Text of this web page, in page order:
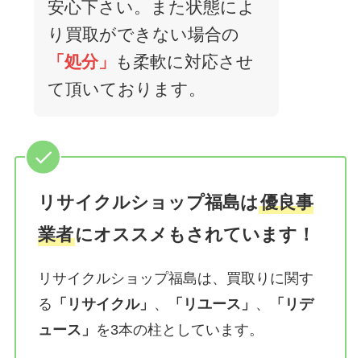
安心下さい。また状態によ
り買取ができない場合の
「処分」
も柔軟に対応させ
て頂いております。
リサイクルショップ福島は優良事
業者にオススメもされています！
リサイクルショップ福島は、買取りに関す
る 「リサイクル」 、 「リユース」 、
「リデ
ュース」 を3本の柱としています。